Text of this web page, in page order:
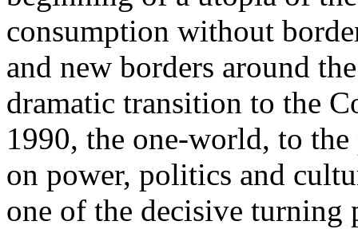
consumption without
and new borders around
dramatic transition to the
1990, the one-world, to the
on power, politics and
one of the decisive turning